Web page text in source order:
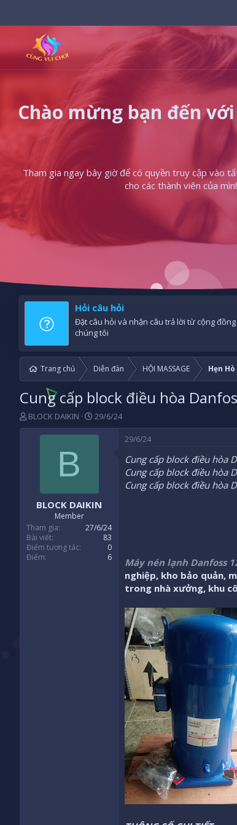
Chào mừng bạn đến
Tham gia ngay bây giờ để có quyền truy cập vào
cho các thành viên của
Hỏi câu hỏi
Đặt câu hỏi và nhận câu trả lời từ cộng đồng
chúng tôi
Trang chủ Diễn đàn HỘI MASSAGE Hẹn
Cung cấp block điều hòa
B
ắ
BLOCK DAIKIN
N
g
à
đ
ầ
29/6/24
B
BLOCK DAIKIN
Member
Tham gia
27/6/24
Bài viết
83
Điểm tương tác
0
Điểm
6
29/6/24
Cung cấp block điều hòa
Cung cấp block điều hòa
Cung cấp block điều hòa
Máy nén lạnh Danfoss
nghiệp, kho bảo quản,
trong nhà xưởng, khu